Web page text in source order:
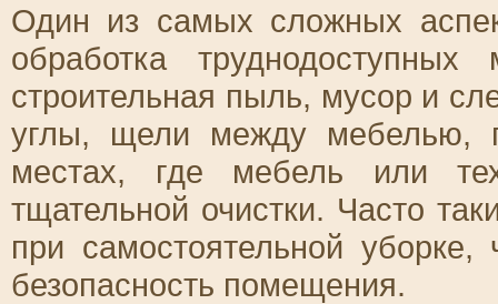
Один из самых сложных
обработка
строительная пыль, мусор и
углы, щели между мебелью,
местах, где мебель или
тщательной очистки. Часто
при самостоятельной
безопасность помещения.